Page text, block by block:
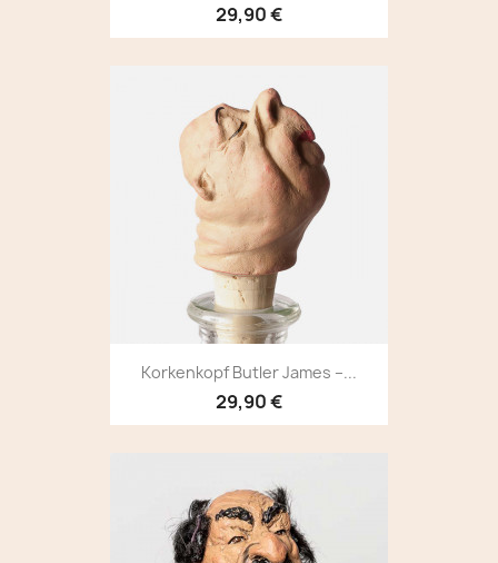
29,90 €
Korkenkopf Butler James –...
29,90 €